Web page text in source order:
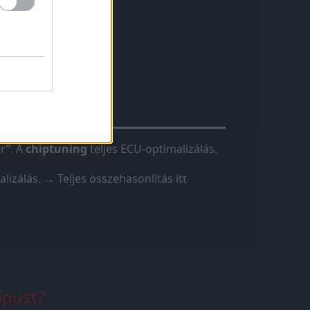
Achiptuningteljes ECU-optimalizálás.
→ Teljes összehasonlítás itt